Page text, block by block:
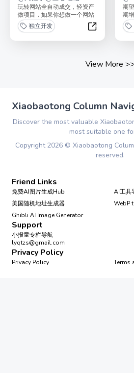
玩转网站全自动成交，轻资产
做项目，如果你想做一个网站
并且想利用网站后期全自动成
交，那么这个专栏适合你...
独立开发
手把手教你
期
期
销
门
View More >>
Xiaobaotong Column
Discover the most valuable
most suitable one
Copyright 2026© Xiaobaotong
reserved.
Friend Links
免费AI图片生成Hub
AI工具
美国随机地址生成器
WebP
Ghibli AI Image Generator
Support
小报童专栏导航
lyqtzs@gmail.com
Privacy Policy
Privacy Policy Terms